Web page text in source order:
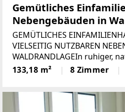
Gemütliches
Nebengebäuden in
GEMÜTLICHES
VIELSEITIG NUTZBAREN
WALDRANDLAGEIn ruhiger,
Waldrandlage von 7444
Sie dieses charmante
133,18 m² 8 Zimmer